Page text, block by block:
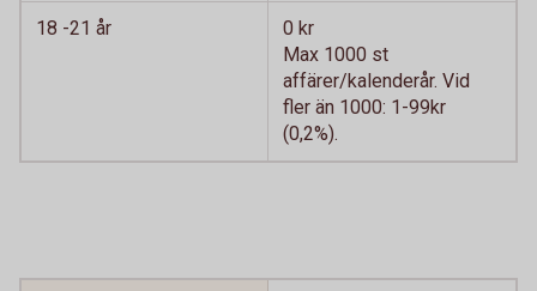
18 -21 år
0 kr
Max 1000 st
affärer/kalenderår. Vid
fler än 1000: 1-99kr
(0,2%).